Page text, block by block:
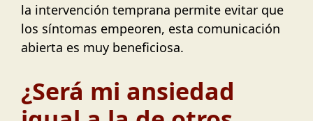
la intervención temprana permite evitar que
los síntomas empeoren, esta comunicación
abierta es muy beneficiosa.
¿Será mi ansiedad